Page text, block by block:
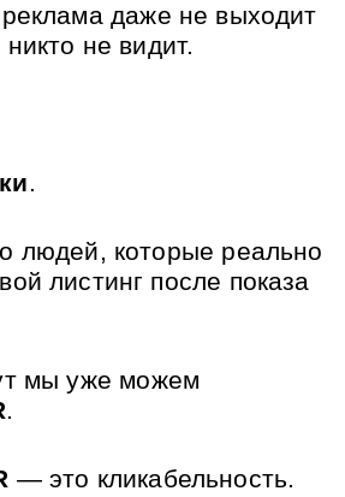
даже не выходит
не видит.
.
людей, которые реально
листинг после показа
мы уже можем
.
— это кликабельность.